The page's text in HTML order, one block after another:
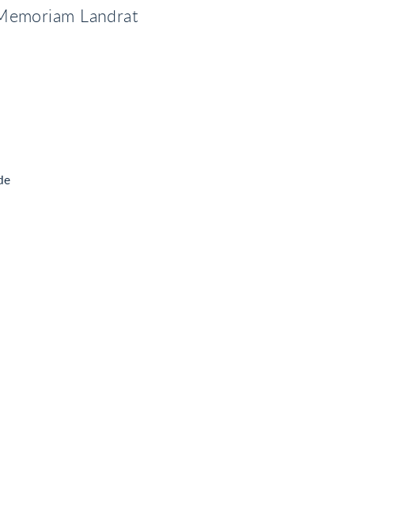
Landrat